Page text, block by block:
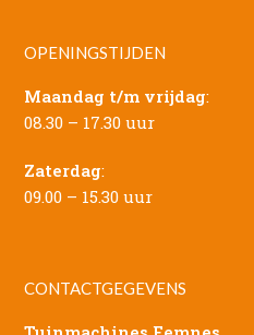
OPENINGSTIJDEN
Maandag t/m vrijdag:
08.30 – 17.30 uur
Zaterdag:
09.00 – 15.30 uur
CONTACTGEGEVENS